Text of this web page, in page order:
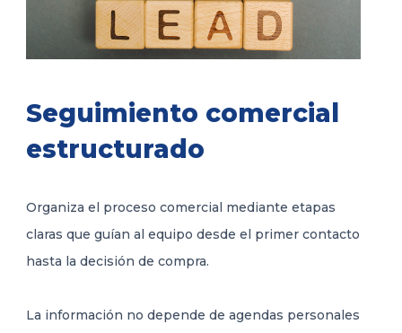
Seguimiento comercial
estructurado
Organiza el proceso comercial mediante etapas
claras que guían al equipo desde el primer contacto
hasta la decisión de compra.
La información no depende de agendas personales